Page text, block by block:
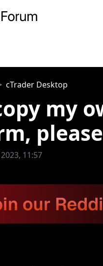
cTrader Desktop
my
11:57